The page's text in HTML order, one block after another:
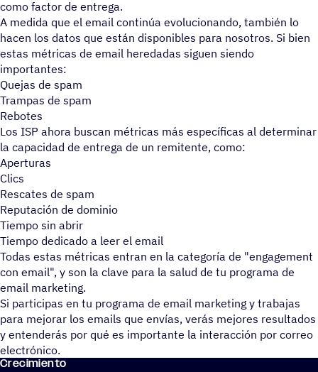
como factor de entrega.
A medida que el email continúa evolucionando, también lo
hacen los datos que están disponibles para nosotros. Si bien
estas métricas de email heredadas siguen siendo
importantes:
Quejas de spam
Trampas de spam
Rebotes
Los ISP ahora buscan métricas más específicas al determinar
la capacidad de entrega de un remitente, como:
Aperturas
Clics
Rescates de spam
Reputación de dominio
Tiempo sin abrir
Tiempo dedicado a leer el email
Todas estas métricas entran en la categoría de "engagement
con email", y son la clave para la salud de tu programa de
email marketing.
Si participas en tu programa de email marketing y trabajas
para mejorar los emails que envías, verás mejores resultados
y entenderás por qué es importante la interacción por correo
electrónico.
Creci­miento